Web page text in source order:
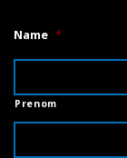
Name *
Prenom